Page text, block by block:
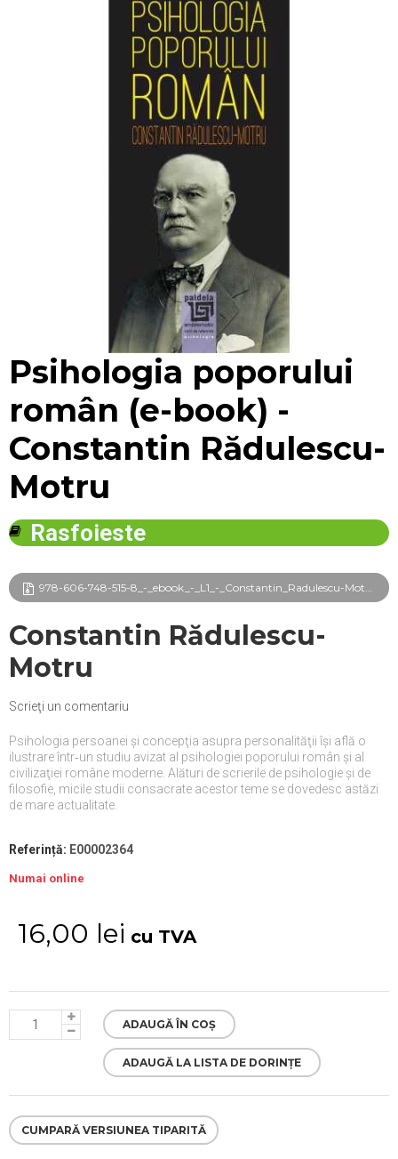
Mărește
Psihologia poporului
român (e-book) -
Constantin Rădulescu-
Motru
Rasfoieste
978-606-748-515-8_-_ebook_-_L1_-_Constantin_Radulescu-Motru_-_Psihologia_poporului_roman_frg.pdf
Constantin Rădulescu-
Motru
Scrieţi un comentariu
Psihologia persoanei şi concepţia asupra personalităţii îşi află o
ilustrare într‑un studiu avizat al psihologiei poporului român şi al
civilizaţiei române moderne. Alături de scrierile de psihologie şi de
filosofie, micile studii consacrate acestor teme se dovedesc astăzi
de mare actualitate.
Referință: E00002364
Numai online
16,00 lei cu TVA
ADAUGĂ ÎN COȘ
ADAUGĂ LA LISTA DE DORINȚE
CUMPARĂ VERSIUNEA TIPARITĂ